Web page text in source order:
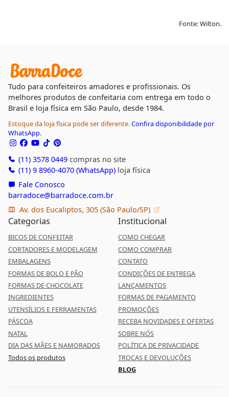
Fonte: Wilton.
Tudo para confeiteiros amadores e profissionais. Os
melhores produtos de confeitaria com entrega em todo o
Brasil e loja física em São Paulo, desde 1984.
Estoque da loja física pode ser diferente.Confira disponibilidade por
WhatsApp.
(11) 3578 0449compras no site
(11) 9 8960-4070 (WhatsApp)loja física
Fale Conosco
barradoce@barradoce.com.br
Av. dos Eucaliptos, 305 (São Paulo/SP)
Categorias
BICOS DE CONFEITAR
CORTADORES E MODELAGEM
EMBALAGENS
FORMAS DE BOLO E PÃO
FORMAS DE CHOCOLATE
INGREDIENTES
UTENSÍLIOS E FERRAMENTAS
PÁSCOA
NATAL
DIA DAS MÃES E NAMORADOS
Todos os produtos
Institucional
COMO CHEGAR
COMO COMPRAR
CONTATO
CONDIÇÕES DE ENTREGA
LANÇAMENTOS
FORMAS DE PAGAMENTO
PROMOÇÕES
RECEBA NOVIDADES E OFERTAS
SOBRE NÓS
POLÍTICA DE PRIVACIDADE
TROCAS E DEVOLUÇÕES
BLOG